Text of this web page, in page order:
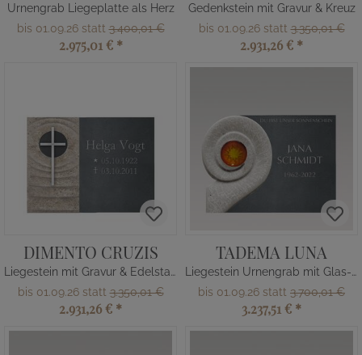
Urnengrab Liegeplatte als Herz
bis 01.09.26 statt3.400,01 €
2.975,01 € *
Gedenkstein mit Gravur & Kreuz
bis 01.09.26 statt3.350,01 €
2.931,26 € *
DIMENTO CRUZIS
Liegestein mit Gravur & Edelstahl Kreuz
bis 01.09.26 statt3.350,01 €
2.931,26 € *
TADEMA LUNA
Liegestein Urnengrab mit Glas-Sonne
bis 01.09.26 statt 3.700,01 €
3.237,51 € *